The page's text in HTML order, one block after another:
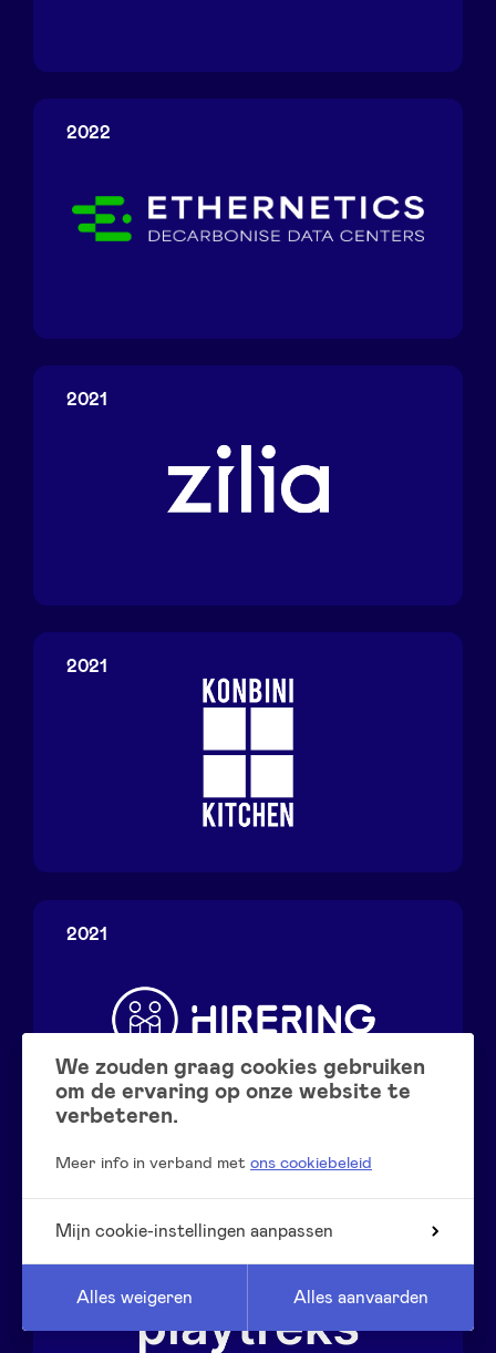
Relieve
Furniture
Ethernetics
2022
Zilia
2021
Konbini
Kitchen
2021
2021
2021
We zouden graag cookies gebruiken
om de ervaring op onze website te
verbeteren.
Meer info in verband met ons cookiebeleid
Mijn cookie-instellingen aanpassen
Alles weigeren Alles aanvaarden